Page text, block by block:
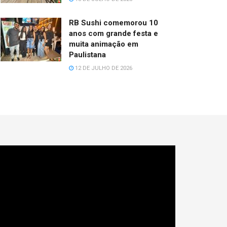
RB Sushi comemorou 10
anos com grande festa e
muita animação em
Paulistana
12 DE JULHO DE 2026